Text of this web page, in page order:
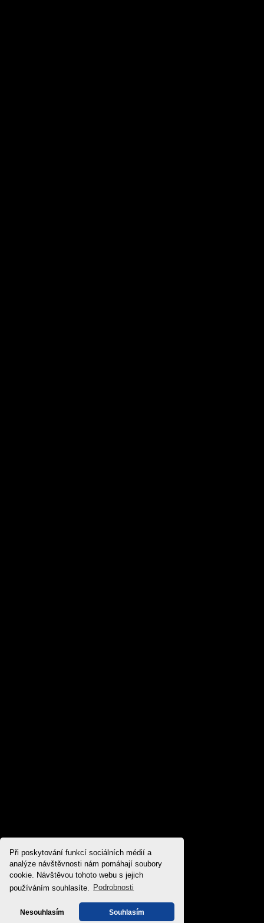
Při poskytování funkcí sociálních médií a
analýze návštěvnosti nám pomáhají soubory
cookie. Návštěvou tohoto webu s jejich
používáním souhlasíte.
Podrobnosti
Nesouhlasím Souhlasím